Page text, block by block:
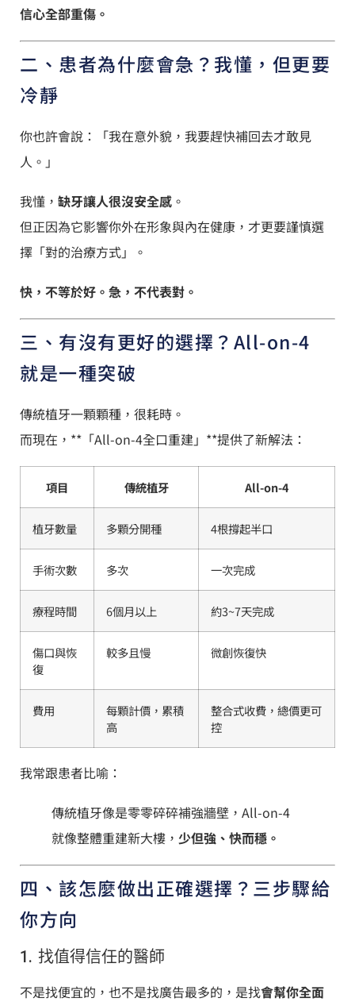
信心全部重傷。
二、患者為什麼會急？我懂，但更要
冷靜
你也許會說：「我在意外貌，我要趕快補回去才敢見
人。」
我懂， 缺牙讓人很沒安全感 。
但正因為它影響你外在形象與內在健康，才更要謹慎選
擇「對的治療方式」。
快，不等於好。急，不代表對。
三、有沒有更好的選擇？All-on-4
就是一種突破
傳統植牙一顆顆種，很耗時。
而現在，**「All-on-4全口重建」**提供了新解法：
項目 傳統植牙 All-on-4
植牙數量 多顆分開種 4根撐起半口
手術次數 多次 一次完成
療程時間 6個月以上 約3~7天完成
傷口與恢
復
較多且慢 微創恢復快
費用
每顆計價，累積
高
整合式收費，總價更可
控
我常跟患者比喻：
傳統植牙像是零零碎碎補強牆壁，All-on-4
就像整體重建新大樓， 少但強、快而穩。
四、該怎麼做出正確選擇？三步驟給
你方向
1. 找值得信任的醫師
不是找便宜的，也不是找廣告最多的，是找會幫你全面